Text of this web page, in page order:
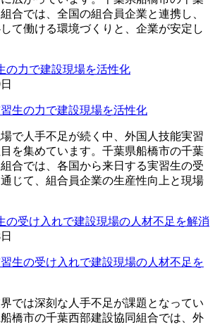
合では、全国の組合員企業と連携し、
て働ける環境づくりと、企業が安定し
生の力で建設現場を活性化
で人手不足が続く中、外国人技能実習
を集めています。千葉県船橋市の千葉
合では、各国から来日する実習生の受
じて、組合員企業の生産性向上と現場
生の受け入れで建設現場の人材不足を
では深刻な人手不足が課題となってい
橋市の千葉西部建設協同組合では、外